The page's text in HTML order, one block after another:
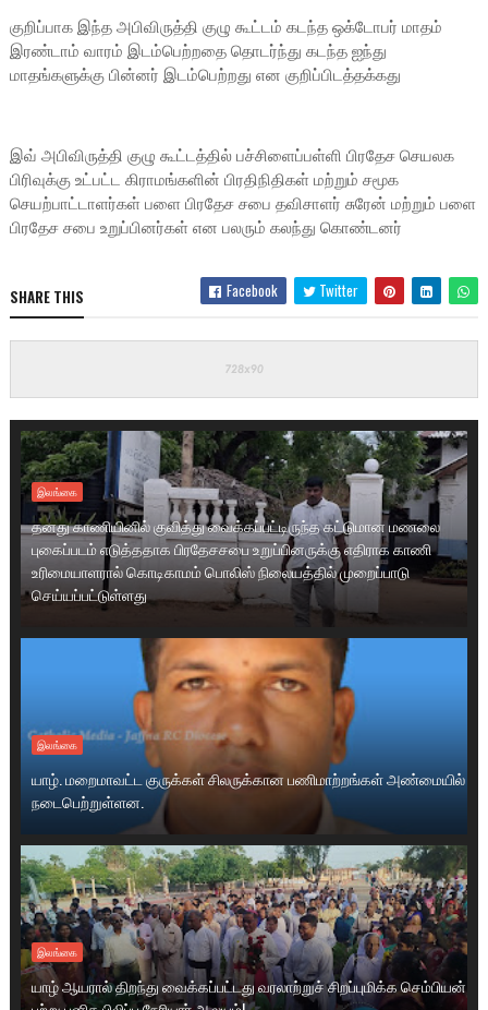
குறிப்பாக இந்த அபிவிருத்தி குழு கூட்டம் கடந்த ஒக்டோபர் மாதம்
இரண்டாம் வாரம் இடம்பெற்றதை தொடர்ந்து கடந்த ஐந்து
மாதங்களுக்கு பின்னர் இடம்பெற்றது என குறிப்பிடத்தக்கது
இவ் அபிவிருத்தி குழு கூட்டத்தில் பச்சிளைப்பள்ளி பிரதேச செயலக
பிரிவுக்கு உட்பட்ட கிராமங்களின் பிரதிநிதிகள் மற்றும் சமூக
செயற்பாட்டாளர்கள் பளை பிரதேச சபை தவிசாளர் சுரேன் மற்றும் பளை
பிரதேச சபை உறுப்பினர்கள் என பலரும் கலந்து கொண்டனர்
SHARE THIS Facebook Twitter
இலங்கை
தனது காணியினில் குவித்து வைக்கப்பட்டிருந்த கட்டுமான மணலை
புகைப்படம் எடுத்ததாக பிரதேசசபை உறுப்பினருக்கு எதிராக காணி
உரிமையாளரால் கொடிகாமம் பொலிஸ் நிலையத்தில் முறைப்பாடு
செய்யப்பட்டுள்ளது
இலங்கை
யாழ். மறைமாவட்ட குருக்கள் சிலருக்கான பணிமாற்றங்கள் அண்மையில்
நடைபெற்றுள்ளன.
இலங்கை
யாழ் ஆயரால் திறந்து வைக்கப்பட்டது வரலாற்றுச் சிறப்புமிக்க செம்பியன்